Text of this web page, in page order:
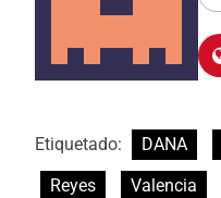
Etiquetado: DANA
Reyes
Valencia